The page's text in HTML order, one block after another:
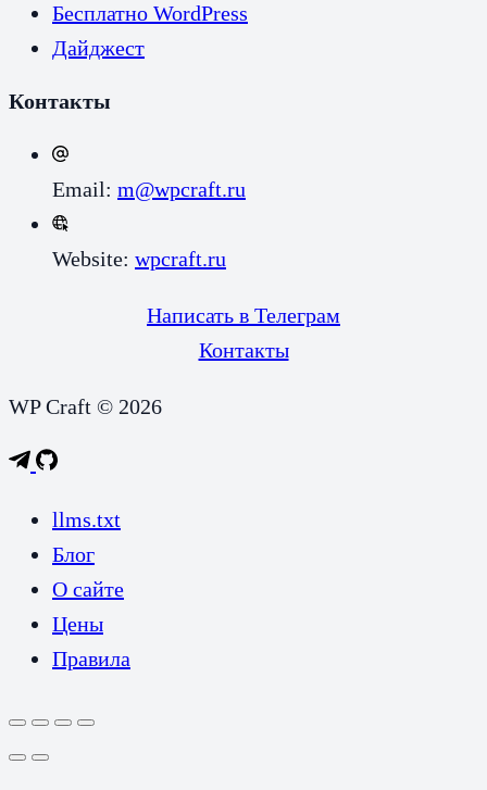
Бесплатно WordPress
Дайджест
Контакты
Email: m@wpcraft.ru
Website: wpcraft.ru
Написать в Телеграм
Контакты
WP Craft © 2026
llms.txt
Блог
О сайте
Цены
Правила